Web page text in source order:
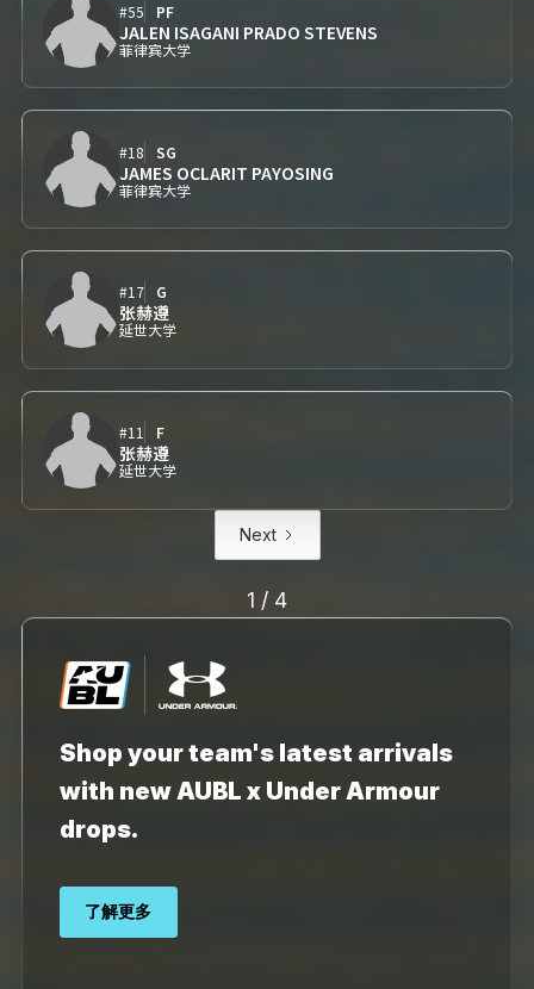
#55 PF
JALEN ISAGANI PRADO STEVENS
菲律宾大学
#18 SG
JAMES OCLARIT PAYOSING
菲律宾大学
#17 G
张赫遵
延世大学
#11 F
张赫遵
延世大学
Next
1 / 4
Shop your team's latest arrivals
with new AUBL x Under Armour
drops.
了解更多